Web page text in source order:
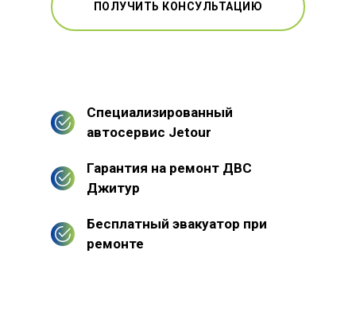
ПОЛУЧИТЬ КОНСУЛЬТАЦИЮ
Специализированный
автосервис Jetour
Гарантия на ремонт ДВС
Джитур
Бесплатный эвакуатор при
ремонте